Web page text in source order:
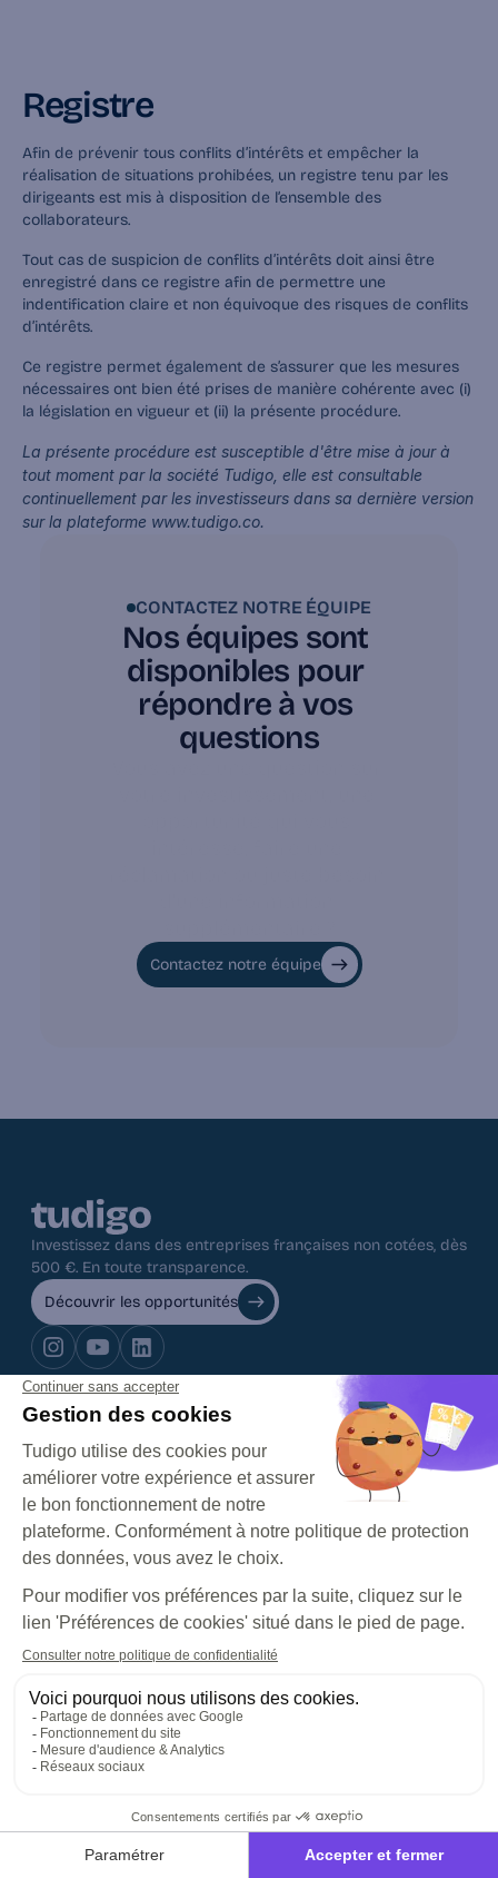
Registre
Afin de prévenir tous conflits d’intérêts et empêcher la
réalisation de situations prohibées, un registre tenu par les
dirigeants est mis à disposition de l’ensemble des
collaborateurs.
Tout cas de suspicion de conflits d’intérêts doit ainsi être
enregistré dans ce registre afin de permettre une
indentification claire et non équivoque des risques de conflits
d’intérêts.
Ce registre permet également de s’assurer que les mesures
nécessaires ont bien été prises de manière cohérente avec (i)
la législation en vigueur et (ii) la présente procédure.
La présente procédure est susceptible d'être mise à jour à
tout moment par la société Tudigo, elle est consultable
continuellement par les investisseurs dans sa dernière version
sur la plateforme www.tudigo.co.
CONTACTEZ NOTRE ÉQUIPE
Nos équipes sont
disponibles pour
répondre à vos
questions
Contactez notre équipe
Tudigo est une plateforme agréée par l'Autorité des
Marchés Financiers en tant que Prestataire Européen de
Services de Financement Participatif sous le N° FP 2023-39
Tudigo
Notre histoire
Contacter notre équipe
Investissez dans des entreprises françaises non cotées, dès
500 €. En toute transparence.
Découvrir les opportunités
Le blog
Questions fréquentes
Centre d'aide
Nos histoires inspirantes
Ressources
Voir les opportunités
Comprendre les risques
Frais d'investissement
CGP
Investir
Due dilligence
Politique de confidentialité
Procédure extinctive
Gestion des conflits d'intérêts